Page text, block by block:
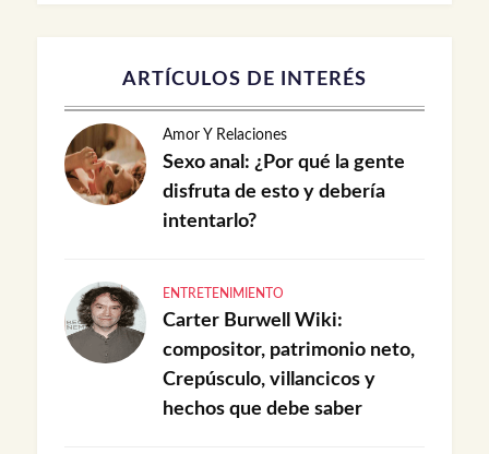
ARTÍCULOS DE INTERÉS
Amor Y Relaciones
Sexo anal: ¿Por qué la gente
disfruta de esto y debería
intentarlo?
ENTRETENIMIENTO
Carter Burwell Wiki:
compositor, patrimonio neto,
Crepúsculo, villancicos y
hechos que debe saber